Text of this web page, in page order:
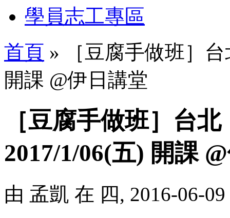
學員志工專區
首頁 » ［豆腐手做班］
開課 @伊日講堂
［豆腐手做班］台
2017/1/06(五) 開課
由 孟凱 在 四, 2016-06-